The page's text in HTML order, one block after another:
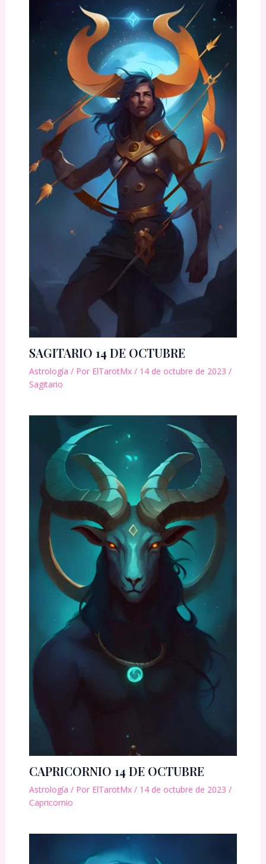
SAGITARIO 14 DE OCTUBRE
Astrología / Por ElTarotMx / 14 de octubre de 2023 /
Sagitario
CAPRICORNIO 14 DE OCTUBRE
Astrología / Por ElTarotMx / 14 de octubre de 2023 /
Capricornio